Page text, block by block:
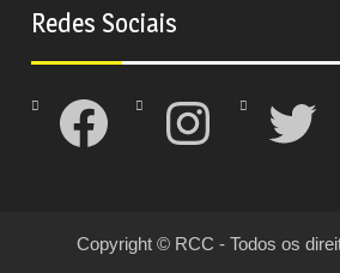
Redes Sociais
Facebook Instagram Twitter
Copyright © RCC - Todos os